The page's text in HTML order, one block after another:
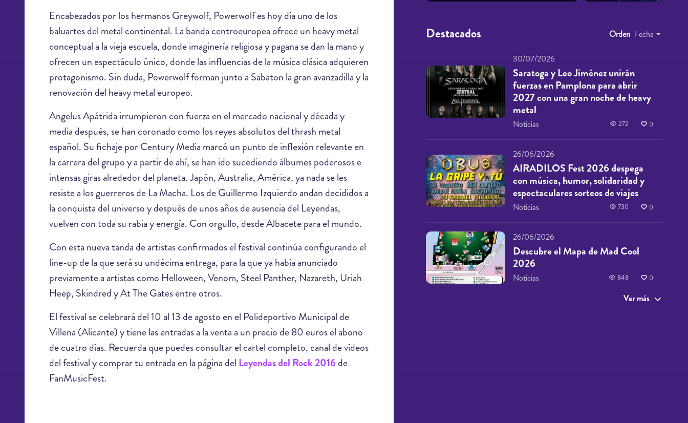
Encabezados por los hermanos Greywolf, Powerwolf es hoy día uno de los
baluartes del metal continental. La banda centroeuropea ofrece un heavy metal
conceptual a la vieja escuela, donde imaginería religiosa y pagana se dan la mano y
ofrecen un espectáculo único, donde las influencias de la música clásica adquieren
protagonismo. Sin duda, Powerwolf forman junto a Sabaton la gran avanzadilla y la
renovación del heavy metal europeo.
Angelus Apátrida irrumpieron con fuerza en el mercado nacional y década y
media después, se han coronado como los reyes absolutos del thrash metal
español. Su fichaje por Century Media marcó un punto de inflexión relevante en
la carrera del grupo y a partir de ahí, se han ido sucediendo álbumes poderosos e
intensas giras alrededor del planeta. Japón, Australia, América, ya nada se les
resiste a los guerreros de La Macha. Los de Guillermo Izquierdo andan decididos a
la conquista del universo y después de unos años de ausencia del Leyendas,
vuelven con toda su rabia y energía. Con orgullo, desde Albacete para el mundo.
Con esta nueva tanda de artistas confirmados el festival continúa configurando el
line-up de la que será su undécima entrega, para la que ya había anunciado
previamente a artistas como Helloween, Venom, Steel Panther, Nazareth, Uriah
Heep, Skindred y At The Gates entre otros.
El festival se celebrará del 10 al 13 de agosto en el Polideportivo Municipal de
Villena (Alicante) y tiene las entradas a la venta a un precio de 80 euros el abono
de cuatro días. Recuerda que puedes consultar el cartel completo, canal de vídeos
del festival y comprar tu entrada en la página del Leyendas del Rock 2016 de
FanMusicFest.
Destacados Orden Fecha
30/07/2026
Saratoga y Leo Jiménez unirán
fuerzas en Pamplona para abrir
2027 con una gran noche de heavy
metal
Noticias 272 0
26/06/2026
AIRADILOS Fest 2026 despega
con música, humor, solidaridad y
espectaculares sorteos de viajes
Noticias 730 0
26/06/2026
Descubre el Mapa de Mad Cool
2026
Noticias 848 0
Ver más